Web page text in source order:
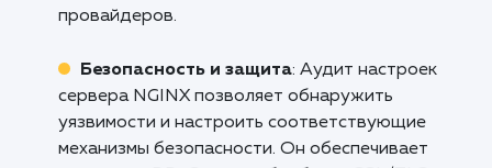
сделайте шаг к
команда готова помочь вам сделать ваш
быстрее, стабильнее и безопаснее.
к нам уже сегодня, чтобы начать